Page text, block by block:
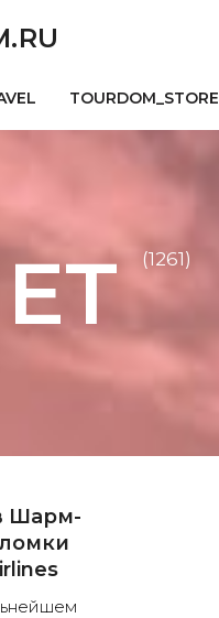
TOURDOM_STORE
(1261)
Шарм-